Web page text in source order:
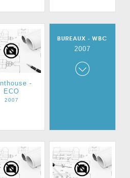
-
ECO
2007
BUREAUX - WBC
2007